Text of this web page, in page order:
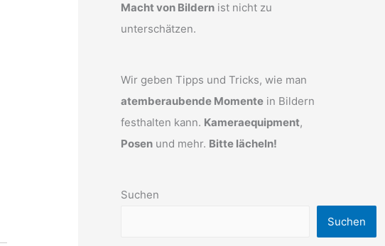
Macht von Bildern ist nicht zu
unterschätzen.
Wir geben Tipps und Tricks, wie man
atemberaubende Momente in Bildern
festhalten kann. Kameraequipment,
Posen und mehr. Bitte lächeln!
Suchen
Suchen